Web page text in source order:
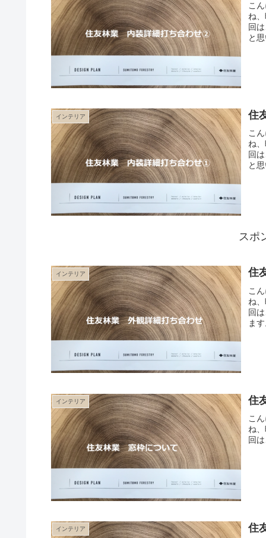
こ
ね
回
と
インテリア 住
こ
ね
回
と
スポ
インテリア 住
こ
ね
回
ま
インテリア 住
こ
ね
回
インテリア 住